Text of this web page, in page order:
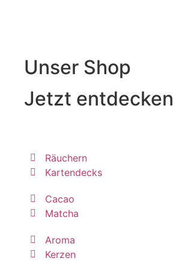
Unser Shop
Jetzt entdecken
Räuchern
Kartendecks
Cacao
Matcha
Aroma
Kerzen